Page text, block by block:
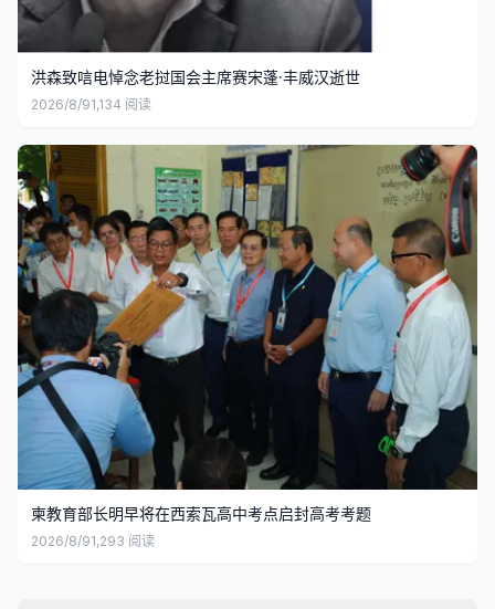
洪森致唁电悼念老挝国会主席赛宋蓬·丰威汉逝世
2026/8/91,134 阅读
柬教育部长明早将在西索瓦高中考点启封高考考题
2026/8/91,293 阅读